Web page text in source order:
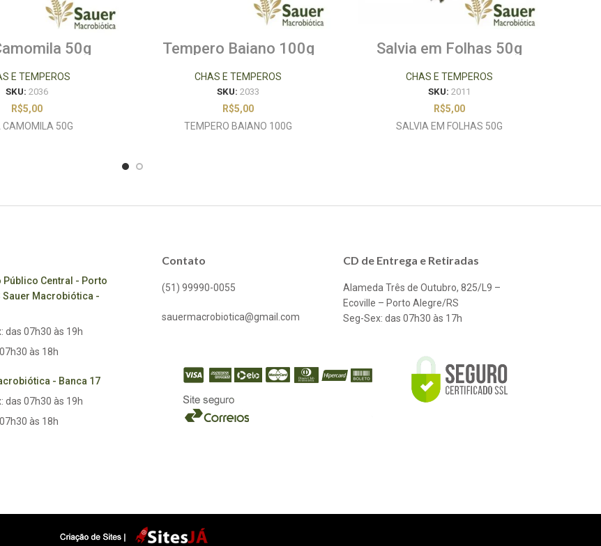
50g
E TEMPEROS
SKU: 2036
R$5,00
CAMOMILA 50G
Tempero Baiano 100g
CHAS E TEMPEROS
SKU: 2033
R$5,00
TEMPERO BAIANO 100G
Salvia em Folhas 50g
CHAS E TEMPEROS
SKU: 2011
R$5,00
SALVIA EM FOLHAS 50G
Público Central - Porto
Sauer Macrobiótica -
das 07h30 às 19h
às 18h
- Banca 17
das 07h30 às 19h
às 18h
Contato
(51) 99990-0055
sauermacrobiotica@gmail.com
CD de Entrega e Retiradas
Alameda Três de Outubro, 825/L9 –
Ecoville – Porto Alegre/RS
Seg-Sex: das 07h30 às 17h